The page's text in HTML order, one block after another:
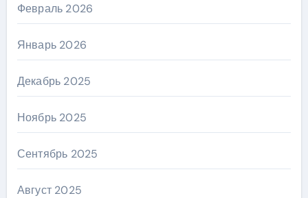
Февраль 2026
Январь 2026
Декабрь 2025
Ноябрь 2025
Сентябрь 2025
Август 2025